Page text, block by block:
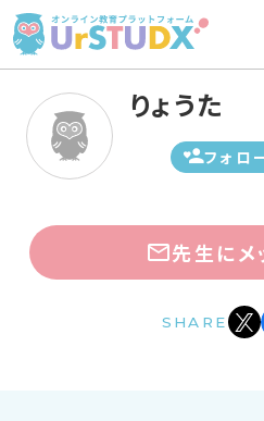
フォロ
りょうた
先生にメ
SHARE